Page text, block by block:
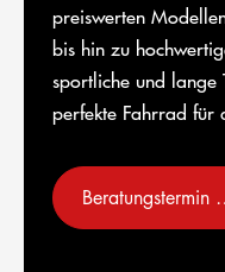
preiswerten
bis hin zu
sportliche und lange
perfekte Fahrrad für